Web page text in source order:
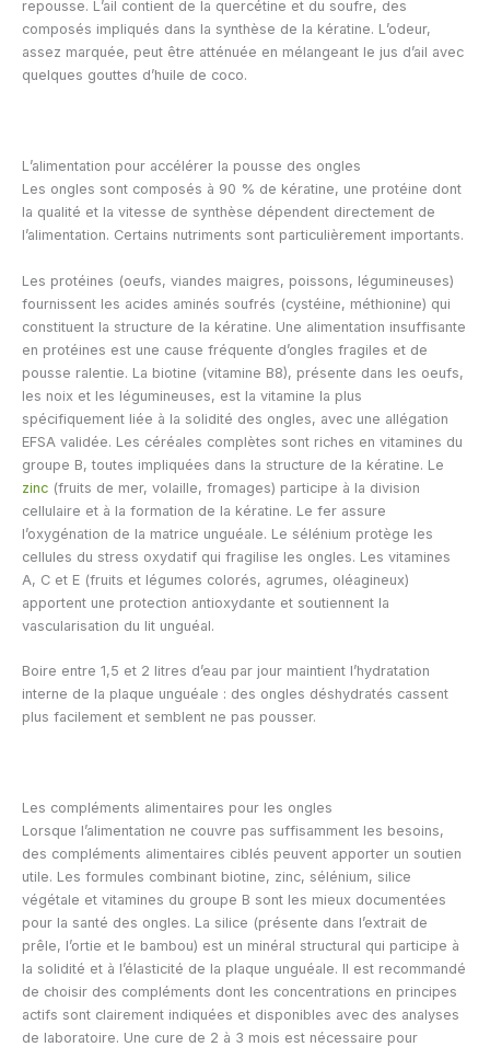
repousse. L’ail contient de la quercétine et du soufre, des
composés impliqués dans la synthèse de la kératine. L’odeur,
assez marquée, peut être atténuée en mélangeant le jus d’ail avec
quelques gouttes d’huile de coco.
L’alimentation pour accélérer la pousse des ongles
Les ongles sont composés à 90 % de kératine, une protéine dont
la qualité et la vitesse de synthèse dépendent directement de
l’alimentation. Certains nutriments sont particulièrement importants.
Les protéines (oeufs, viandes maigres, poissons, légumineuses)
fournissent les acides aminés soufrés (cystéine, méthionine) qui
constituent la structure de la kératine. Une alimentation insuffisante
en protéines est une cause fréquente d’ongles fragiles et de
pousse ralentie. La biotine (vitamine B8), présente dans les oeufs,
les noix et les légumineuses, est la vitamine la plus
spécifiquement liée à la solidité des ongles, avec une allégation
EFSA validée. Les céréales complètes sont riches en vitamines du
groupe B, toutes impliquées dans la structure de la kératine. Le
zinc (fruits de mer, volaille, fromages) participe à la division
cellulaire et à la formation de la kératine. Le fer assure
l’oxygénation de la matrice unguéale. Le sélénium protège les
cellules du stress oxydatif qui fragilise les ongles. Les vitamines
A, C et E (fruits et légumes colorés, agrumes, oléagineux)
apportent une protection antioxydante et soutiennent la
vascularisation du lit unguéal.
Boire entre 1,5 et 2 litres d’eau par jour maintient l’hydratation
interne de la plaque unguéale : des ongles déshydratés cassent
plus facilement et semblent ne pas pousser.
Les compléments alimentaires pour les ongles
Lorsque l’alimentation ne couvre pas suffisamment les besoins,
des compléments alimentaires ciblés peuvent apporter un soutien
utile. Les formules combinant biotine, zinc, sélénium, silice
végétale et vitamines du groupe B sont les mieux documentées
pour la santé des ongles. La silice (présente dans l’extrait de
prêle, l’ortie et le bambou) est un minéral structural qui participe à
la solidité et à l’élasticité de la plaque unguéale. Il est recommandé
de choisir des compléments dont les concentrations en principes
actifs sont clairement indiquées et disponibles avec des analyses
de laboratoire. Une cure de 2 à 3 mois est nécessaire pour